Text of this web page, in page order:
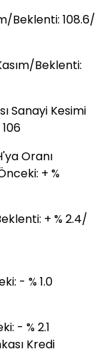
Beklenti: 108.6/
Beklenti:
Sanayi Kesimi
Oranı
+ %
+ % 2.4/
- % 1.0
- % 2.1
Kredi